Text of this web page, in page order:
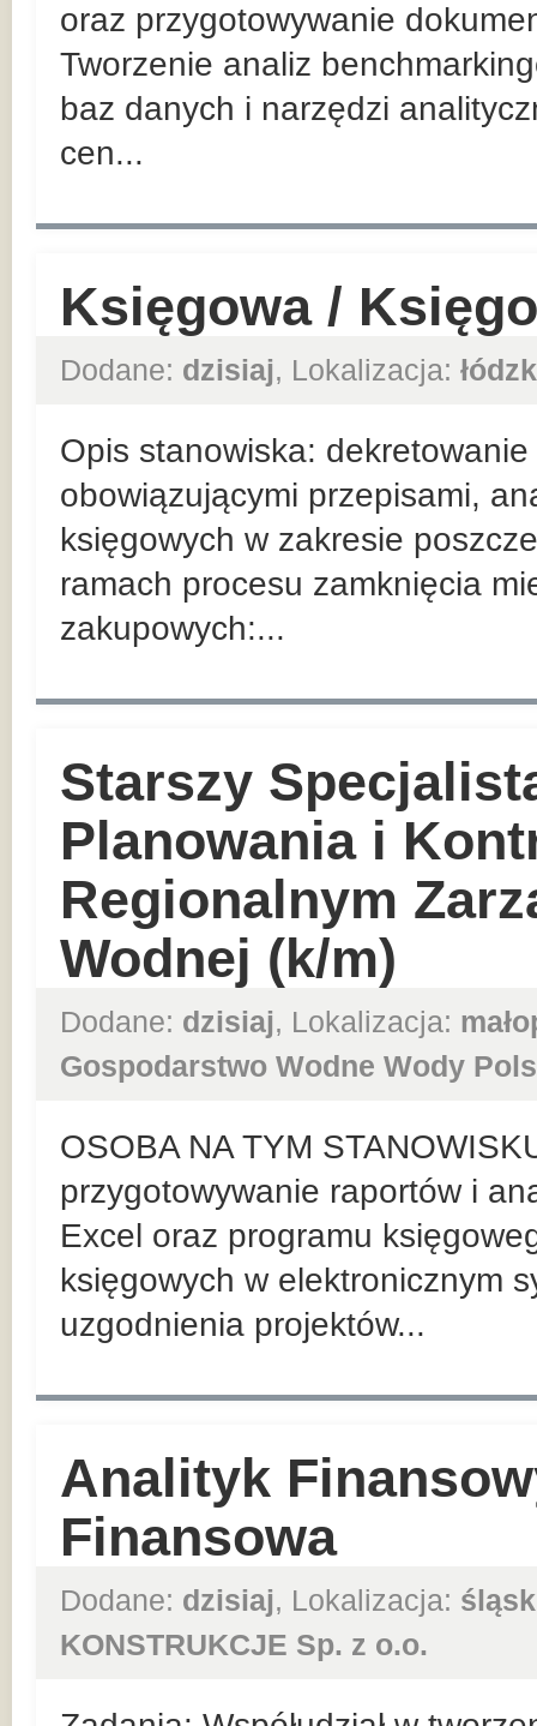
oraz przygotowywanie
Tworzenie analiz
baz danych i narzędzi
cen...
Księgowa /
Dodane: dzisiaj, Lokalizacja:
Opis stanowiska:
obowiązującymi przepisami,
księgowych w zakresie
ramach procesu zamknięcia
zakupowych:...
Starszy
Planowania i
Regionalnym
Wodnej (k/m)
Dodane: dzisiaj, Lokalizacja:
Gospodarstwo Wodne Wody
OSOBA NA TYM
przygotowywanie raportów i
Excel oraz programu
księgowych w elektronicznym
uzgodnienia projektów...
Analityk
Finansowa
Dodane: dzisiaj, Lokalizacja:
KONSTRUKCJE Sp. z o.o.